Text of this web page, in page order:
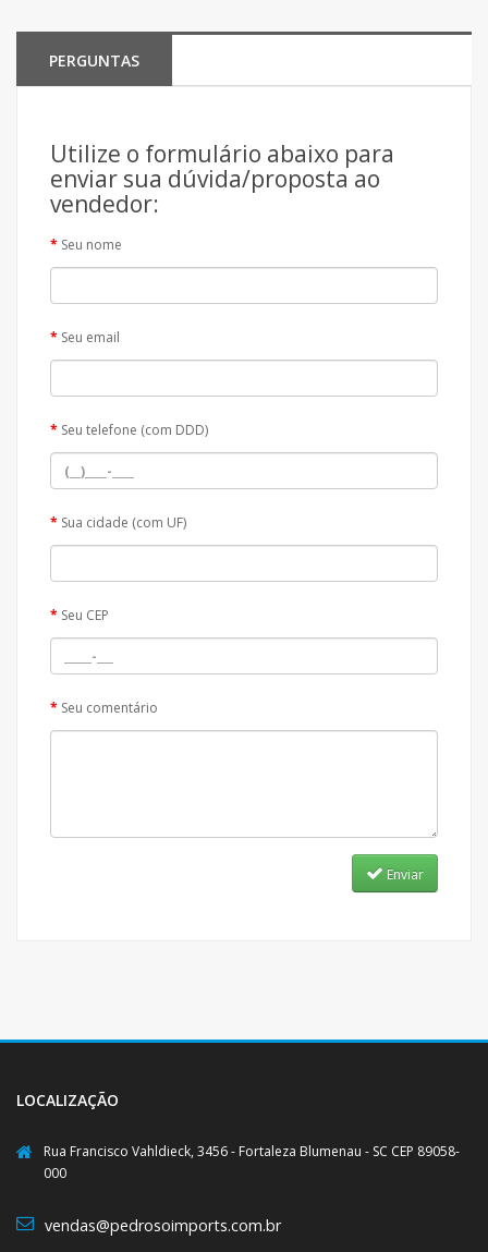
PERGUNTAS
Utilize o formulário abaixo para
enviar sua dúvida/proposta ao
vendedor:
Seu nome
Seu email
Seu telefone (com DDD)
Sua cidade (com UF)
Seu CEP
Seu comentário
Enviar
LOCALIZAÇÃO
Rua Francisco Vahldieck, 3456 - Fortaleza Blumenau - SC CEP 89058-
000
vendas@pedrosoimports.com.br